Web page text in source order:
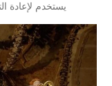
يستخدم لإعادة